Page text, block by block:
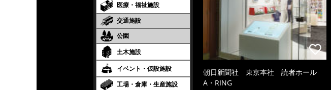
医療・福祉施設
交通施設
公園
土木施設
イベント・仮設施設
工場・倉庫・生産施設
朝日新聞社 東京本社 読者ホール
A・RING